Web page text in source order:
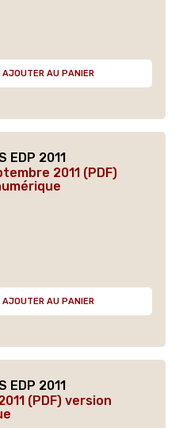
AJOUTER AU PANIER
EDP 2011
2011 (PDF)
AJOUTER AU PANIER
EDP 2011
(PDF) version